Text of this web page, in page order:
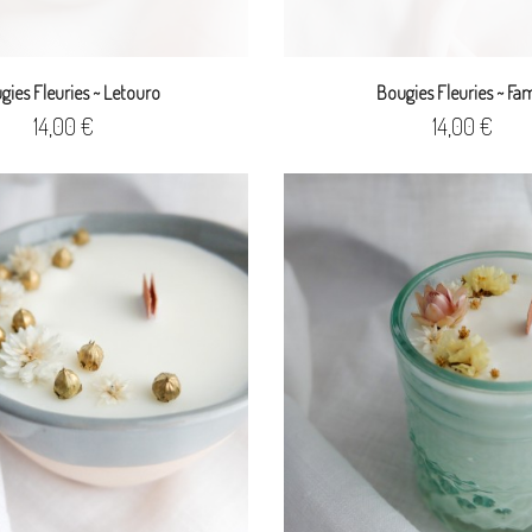
Fleuries ~ Letouro
Prix
14,00 €
Bougies Fleuries ~
Prix
14,00 €